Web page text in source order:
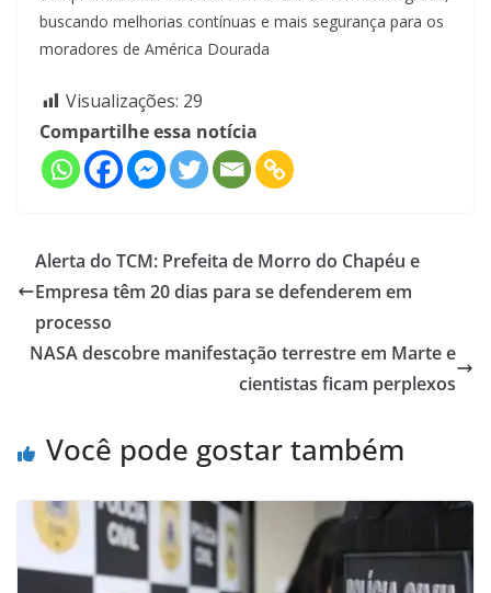
buscando melhorias contínuas e mais segurança para os
moradores de América Dourada
Visualizações: 29
Compartilhe essa notícia
Alerta do TCM: Prefeita de Morro do Chapéu e
Empresa têm 20 dias para se defenderem em
processo
NASA descobre manifestação terrestre em Marte e
cientistas ficam perplexos
Você pode gostar também